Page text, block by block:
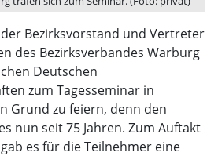
Bezirksvorstand und Vertreter
des Bezirksverbandes Warburg
Deutschen
zum Tagesseminar in
Grund zu feiern, denn den
nun seit 75 Jahren. Zum Auftakt
es für die Teilnehmer eine